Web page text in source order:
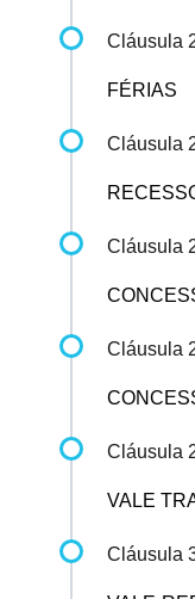
Cláusula
FÉRIAS
Cláusula
Cláusula
Cláusula
Cláusula
VALE
Cláusula